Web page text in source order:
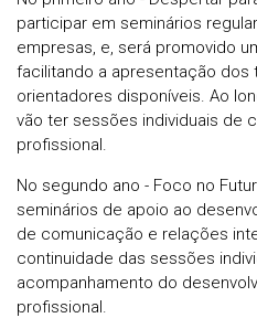
participar em seminários
empresas, e, será promovido
facilitando a apresentação
orientadores disponíveis. Ao
vão ter sessões individuais de
profissional.
No segundo ano - Foco no
seminários de apoio ao
de comunicação e relações
continuidade das sessões
acompanhamento do
profissional.